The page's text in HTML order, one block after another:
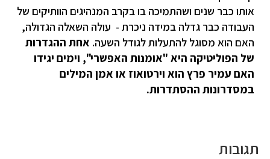
אותו כבר שנים ושהתמיכה בו בקרב המנהיגים הוותיקים של
העבודה כבר גדלה במידה ניכרת - עולה השאלה הגדולה,
האם הוא מסוגל להתעלות לגודל השעה. אחת ההגדרות
של הפוליטיקה היא "אומנות האפשרי", וימים יגידו
האם עמיר פרץ הוא וירטואוז או אמן המילים
במסדרונות ההסתדרות.
תגובות